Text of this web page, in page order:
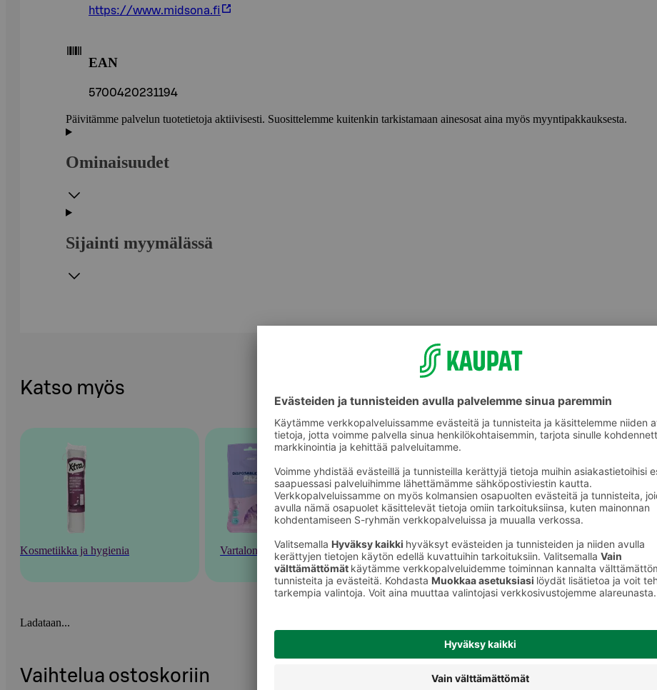
https://www.midsona.fi
EAN
5700420231194
Päivitämme palvelun tuotetietoja aktiivisesti. Suosittelemme kuitenkin tarkistamaan ainesosat aina myös myyntipakkauksesta.
Ominaisuudet
Sijainti myymälässä
Katso myös
Kosmetiikka ja hygienia Vartalonhoito Ihokarvanpoistoaineet
Ladataan...
Vaihtelua ostoskoriin